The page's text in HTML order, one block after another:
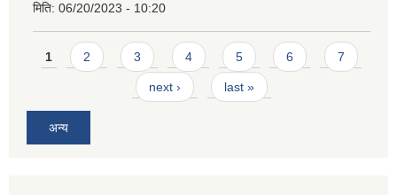
मिति: 06/20/2023 - 10:20
Pages
1 2 3 4 5 6 7
next › last »
अन्य